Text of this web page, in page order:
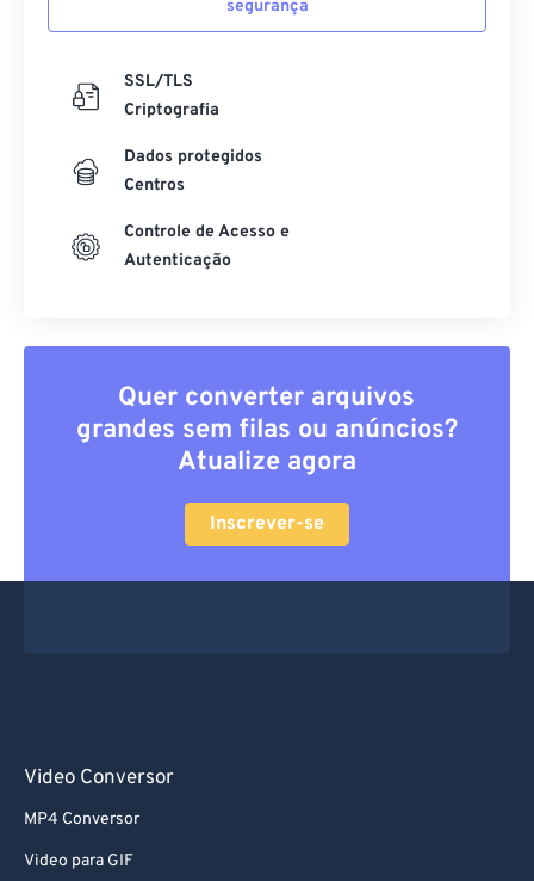
segurança
SSL/TLS
Criptografia
Dados protegidos
Centros
Controle de Acesso e
Autenticação
Quer converter arquivos
grandes sem filas ou anúncios?
Atualize agora
Inscrever-se
Video Conversor
MP4 Conversor
Video para GIF